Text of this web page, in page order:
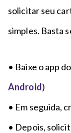
solicitar seu
simples. Basta
• Baixe o app
Android)
• Em seguida,
• Depois,